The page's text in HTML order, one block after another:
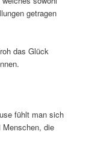
getragen
das Glück
fühlt man sich
die